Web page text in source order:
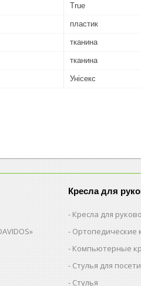
True
пластик
тканина
тканина
Унісекс
Кресла для
Кресла для
Ортопедические
Компьютерные
Стулья для
Стулья